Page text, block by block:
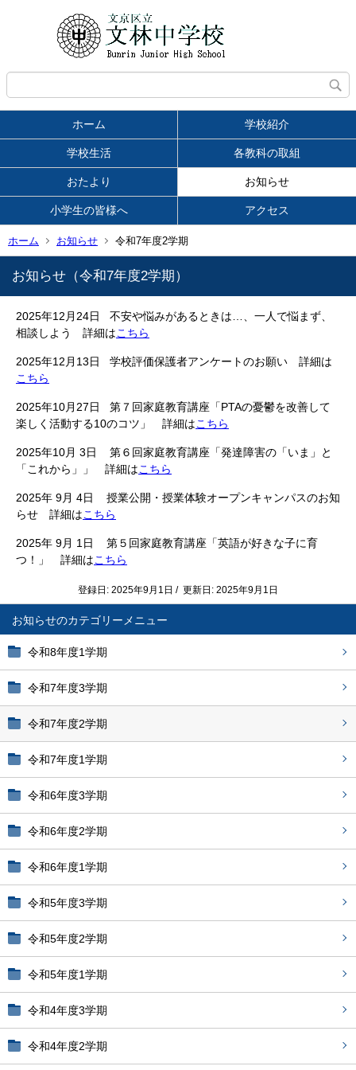
ホーム 学校紹介
学校生活 各教科の取組
おたより お知らせ
小学生の皆様へ アクセス
ホーム お知らせ 令和7年度2学期
お知らせ
令和8年度1学期
令和7年度3学期
令和7年度2学期
令和7年度1学期
令和6年度3学期
令和6年度2学期
令和6年度1学期
令和5年度3学期
令和5年度2学期
令和5年度1学期
令和4年度3学期
令和4年度2学期
お知らせ（令和7年度2学期）
2025年12月24日 不安や悩みがあるときは…、一人で悩まず、
相談しよう 詳細はこちら
2025年12月13日 学校評価保護者アンケートのお願い 詳細は
こちら
2025年10月27日 第７回家庭教育講座「PTAの憂鬱を改善して
楽しく活動する10のコツ」 詳細はこちら
2025年10月 3日 第６回家庭教育講座「発達障害の「いま」と
「これから」」 詳細はこちら
2025年 9月 4日 授業公開・授業体験オープンキャンパスのお知
らせ 詳細はこちら
2025年 9月 1日 第５回家庭教育講座「英語が好きな子に育
つ！」 詳細はこちら
登録日: 2025年9月1日 / 更新日: 2025年9月1日